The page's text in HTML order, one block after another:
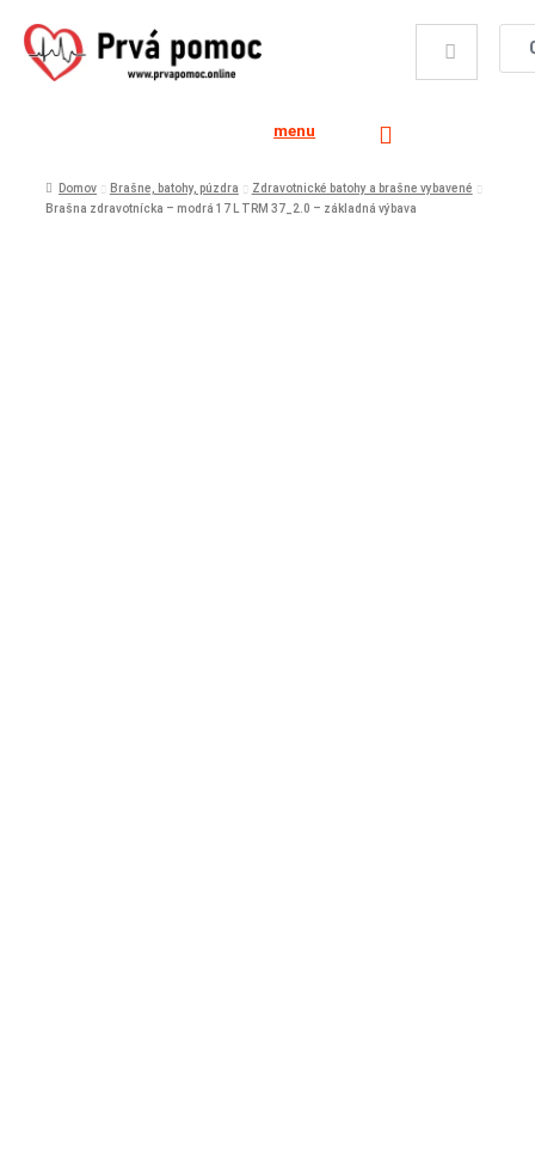
menu
Domov Brašne, batohy, púzdra
Zdravotnické batohy a brašne vybavené
Brašna zdravotnícka – modrá 17 L TRM 37_2.0 – základná výbava